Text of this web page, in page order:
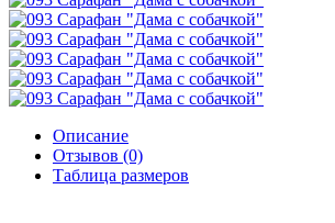
Описание
Отзывов (0)
Таблица размеров